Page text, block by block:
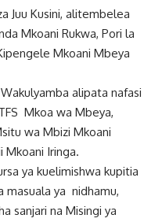
Juu Kusini, alitembelea
Mkoani Rukwa, Pori la
Mkoani Mbeya
alipata nafasi
Mkoa wa Mbeya,
wa Mbizi Mkoani
Mkoani Iringa.
ya kuelimishwa kupitia
masuala ya nidhamu,
sanjari na Misingi ya